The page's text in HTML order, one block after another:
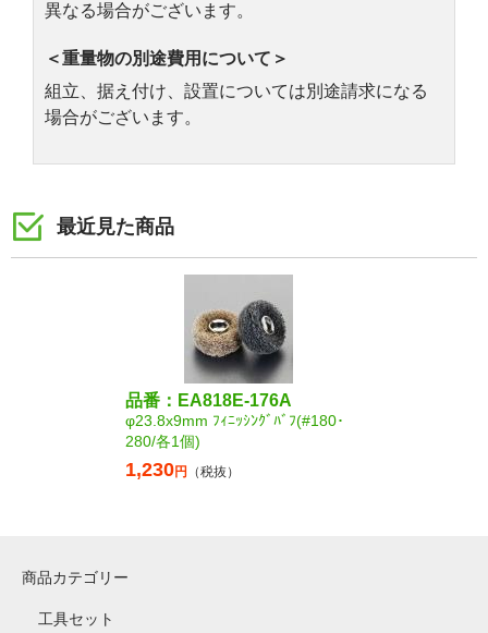
異なる場合がございます。
＜重量物の別途費用について＞
組立、据え付け、設置については別途請求になる
場合がございます。
最近見た商品
品番：EA818E-176A
φ23.8x9mm ﾌｨﾆｯｼﾝｸﾞﾊﾞﾌ(#180･
280/各1個)
1,230円 （税抜）
商品カテゴリー
工具セット